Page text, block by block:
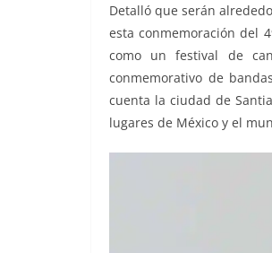
Detalló que serán
esta conmemoración del
como un festival de
conmemorativo de
cuenta la ciudad de
lugares de México y el